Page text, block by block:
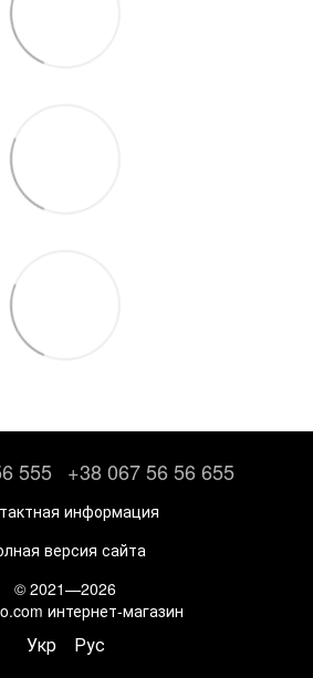
555 +38 067 56 56 655
информация
версия сайта
© 2021—2026
интернет-магазин
Укр Рус